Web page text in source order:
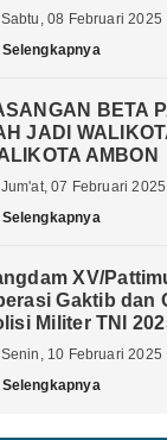
Sabtu, 08 Februari 2025
Selengkapnya
BETA
JADI
AMBON
Jum'at, 07 Februari 2025
Selengkapnya
XV/
Gaktib dan
Militer TNI
Senin, 10 Februari 2025
Selengkapnya